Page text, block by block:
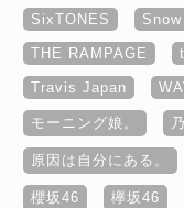
SixTONES
THE RAMPAGE
Travis Japan
モーニング娘。
原因は自分にある。
櫻坂46 欅坂46